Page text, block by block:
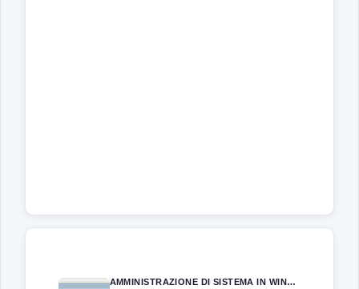
AMMINISTRAZIONE DI SISTEMA IN WINDOWS SERVER